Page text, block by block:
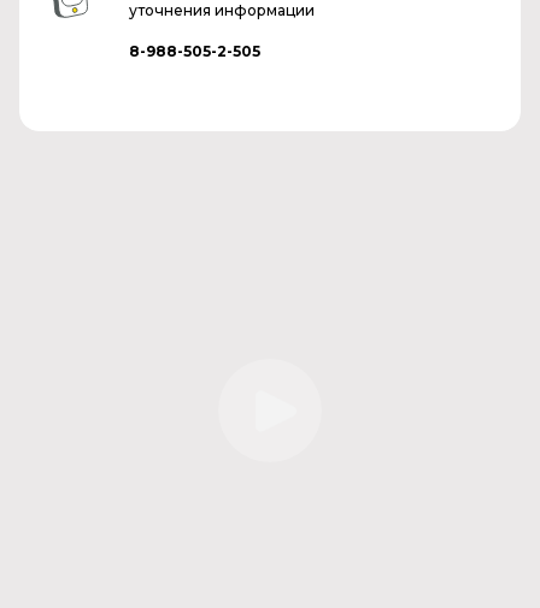
уточнения информации
8-988-505-2-505